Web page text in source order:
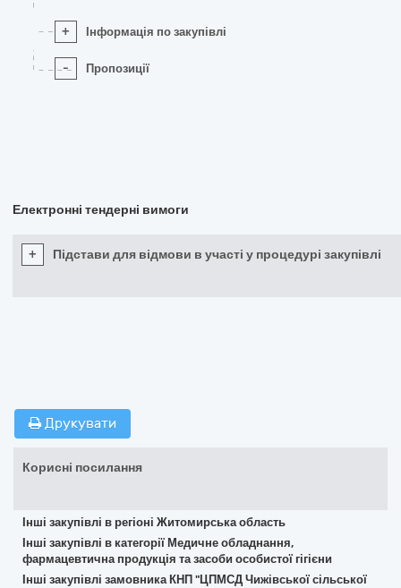
+ Інформація по закупівлі
- Пропозиції
Електронні тендерні вимоги
+ Підстави для відмови в участі у процедурі закупівлі
Друкувати
Корисні посилання
Інші закупівлі в регіоні Житомирська область
Інші закупівлі в категорії Медичне обладнання,
фармацевтична продукція та засоби особистої гігієни
Інші закупівлі замовника КНП "ЦПМСД Чижівської сільської